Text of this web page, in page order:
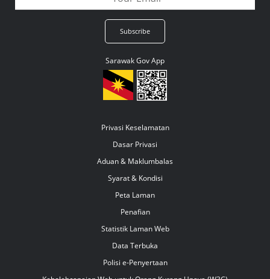
Sarawak Gov App
Privasi Keselamatan
Dasar Privasi
Aduan & Maklumbalas
Syarat & Kondisi
Peta Laman
Penafian
Statistik Laman Web
Data Terbuka
Polisi e-Penyertaan